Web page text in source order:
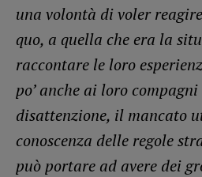
una volontà di voler
quo, a quella che era la
raccontare le loro
po’ anche ai loro
disattenzione, il mancato
conoscenza delle regole
può portare ad avere dei